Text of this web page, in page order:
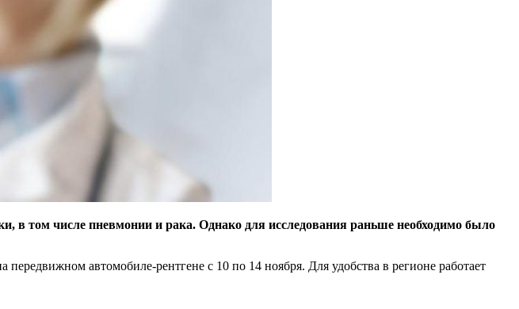
в том числе пневмонии и рака. Однако для исследования раньше необходимо было
автомобиле-рентгене с 10 по 14 ноября. Для удобства в регионе работает